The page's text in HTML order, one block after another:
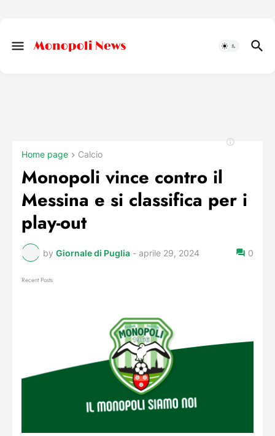
Home page Calcio
Monopoli vince contro il
Messina e si classifica per i
play-out
by Giornale di Puglia - aprile 29, 2024 0
Recent Posts